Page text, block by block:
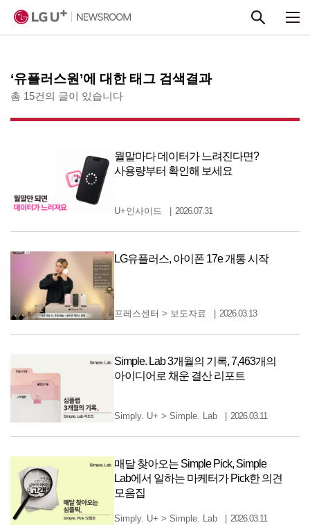
‘유플러스원’에 대한 태그 검색결과
총 15건의 글이 있습니다
월말마다 데이터가 느려진다면?
사용량부터 확인해 보세요
U+인사이드 2026.07.31
LG유플러스, 아이폰 17e 개통 시작
프레스센터 > 보도자료 2026.03.13
Simple. Lab 3개월의 기록, 7,463개의
아이디어로 채운 결산 리포트
Simply. U+ >Simple. Lab 2026.03.11
매달 찾아오는 Simple Pick, Simple
Lab에서 일하는 마케터가 Pick한 의견
모음집
Simply. U+ >Simple. Lab 2026.03.11